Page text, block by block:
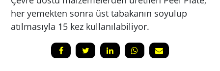
her yemekten sonra üst tabakanın soyulup
atılmasıyla 15 kez kullanılabiliyor.